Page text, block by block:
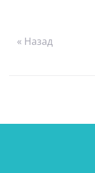
« Назад